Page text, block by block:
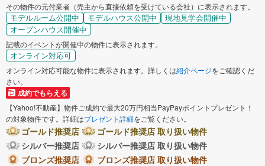
その物件の元付業者（売主から直接依頼を受けている会社）に表示されます。
モデルルーム公開中 モデルハウス公開中
現地見学会開催中
オープンハウス開催中
記載のイベントが開催中の物件に表示されます。
オンライン対応可
オンライン対応可能な物件に表示されます。詳しくは紹介ページをご確認くだ
さい。
成約でもらえる
【Yahoo!不動産】物件ご成約で最大20万円相当PayPayポイントプレゼント！
の対象物件です。詳細はプレゼント詳細をご覧ください。
ゴールド推奨店
ゴールド推奨店 取り扱い物件
シルバー推奨店
シルバー推奨店 取り扱い物件
ブロンズ推奨店
ブロンズ推奨店 取り扱い物件